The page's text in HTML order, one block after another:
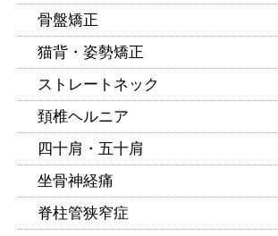
骨盤矯正
猫背・姿勢矯正
ストレートネック
頚椎ヘルニア
四十肩・五十肩
坐骨神経痛
脊柱管狭窄症